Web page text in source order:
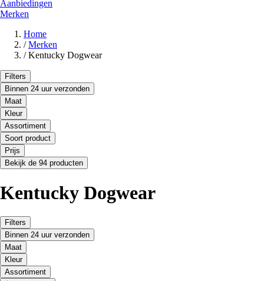
Aanbiedingen
Merken
Home
/ Merken
/ Kentucky Dogwear
Filters
Binnen 24 uur verzonden
Maat
Kleur
Assortiment
Soort product
Prijs
Bekijk de 94 producten
Kentucky Dogwear
Filters
Binnen 24 uur verzonden
Maat
Kleur
Assortiment